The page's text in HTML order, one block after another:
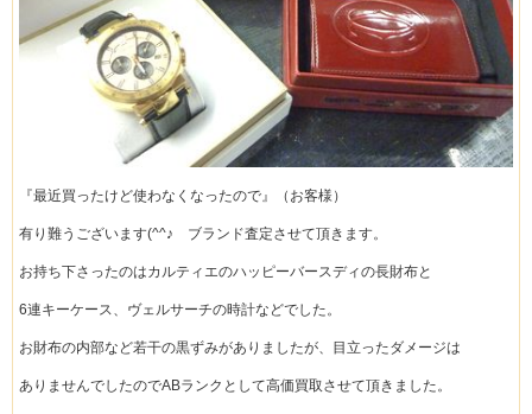
『最近買ったけど使わなくなったので』（お客様）
有り難うございます(^^♪ ブランド査定させて頂きます。
お持ち下さったのはカルティエのハッピーバースディの長財布と
6連キーケース、ヴェルサーチの時計などでした。
お財布の内部など若干の黒ずみがありましたが、目立ったダメージは
ありませんでしたのでABランクとして高価買取させて頂きました。